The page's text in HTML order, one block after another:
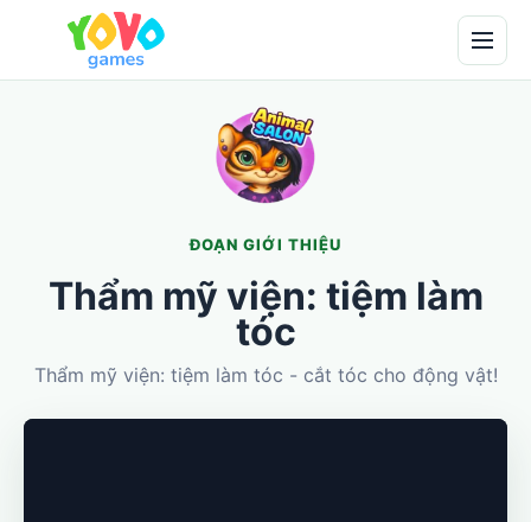
ĐOẠN GIỚI THIỆU
Thẩm mỹ viện: tiệm làm
tóc
Thẩm mỹ viện: tiệm làm tóc - cắt tóc cho động vật!